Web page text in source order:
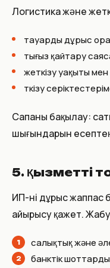
Логистика және
тауарды дұрыс
тығыз қайтару
жеткізу уақыты
өткізу
Сапаны бақылау:
шығындарын
5. Қызметті
ИП-ні дұрыс жаппас
айырысу қажет.
салықтық және
банктік